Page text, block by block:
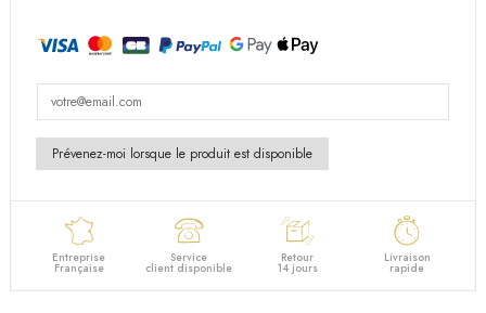
Entreprise
Française
Service
client disponible
Retour
14 jours
Livraison
rapide